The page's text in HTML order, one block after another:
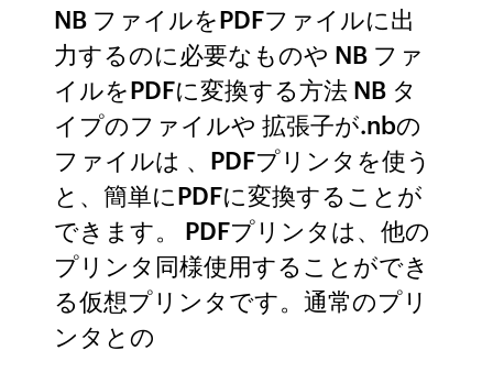
NB ファイルをPDFファイルに出
力するのに必要なものや NB ファ
イルをPDFに変換する方法 NB タ
イプのファイルや 拡張子が.nbの
ファイルは 、PDFプリンタを使う
と、簡単にPDFに変換することが
できます。 PDFプリンタは、他の
プリンタ同様使用することができ
る仮想プリンタです。通常のプリ
ンタとの